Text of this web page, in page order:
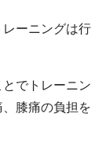
ーニングは行
でトレーニン
膝痛の負担を